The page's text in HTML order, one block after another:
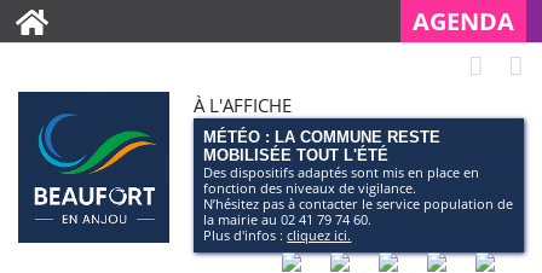
AGENDA
À L'AFFICHE
MÉTÉO : LA COMMUNE RESTE
MOBILISÉE TOUT L'ÉTÉ
Des dispositifs adaptés sont mis en place en
fonction des niveaux de vigilance.
N’hésitez pas à contacter le service population de
la mairie au 02 41 79 74 60.
Plus d'infos :cliquez ici.